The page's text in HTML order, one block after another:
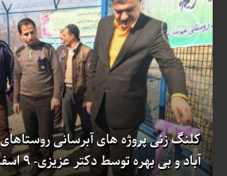
کلنگ زنی پروژه های آبرسانی
آباد و بی بهره توسط دکتر عزیزی- ۹ اسفند ۱۳۹۶